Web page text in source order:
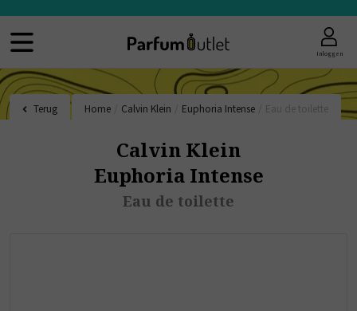
Inloggen
Terug Home Calvin Klein Euphoria Intense
Calvin Klein
Euphoria Intense
Eau de toilette